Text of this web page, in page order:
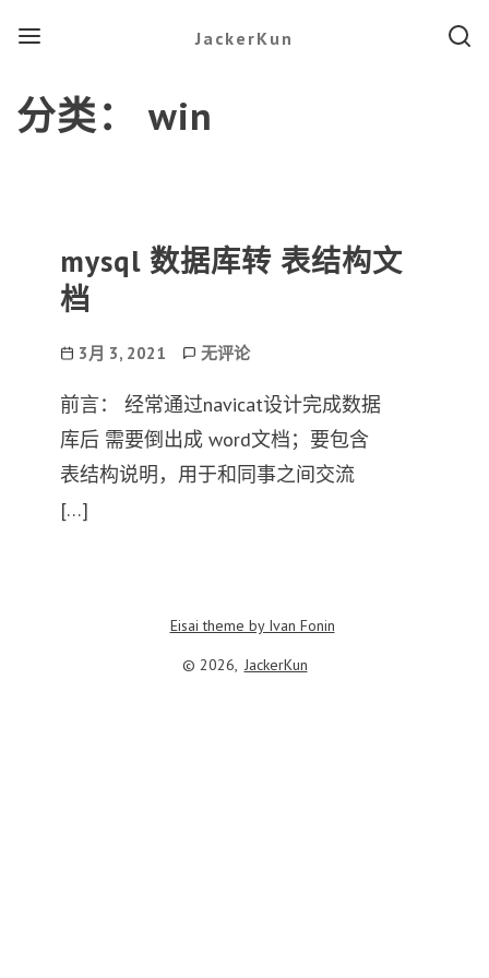
Menu JackerKun Search
分类：win
mysql 数据库转 表结构文
档
Post3月 3, 2021
mysql
据
转
表
无评论
前言： 经常通过navicat设计完成数据
库后 需要倒出成 word文档；要包含
表结构说明，用于和同事之间交流
[…]
© 2026, JackerKun
Eisai theme by Ivan Fonin